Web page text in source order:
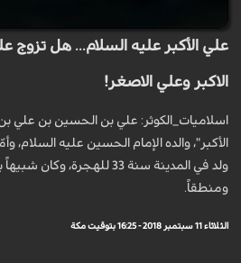
علي الأكبر عليه السلام... هل تزوج
الاكبر وعلي الاصغر!
اسلاميات_الكوثر: علي بن الحسين بن علي
الأكبر"، والده الإمام الحسين عليه السلام،
ولد في المدينة سنة 33
ومنطقاً.
الثلاثاء 11 سبتمبر 2018 - 16:25 بتوقيت مكة